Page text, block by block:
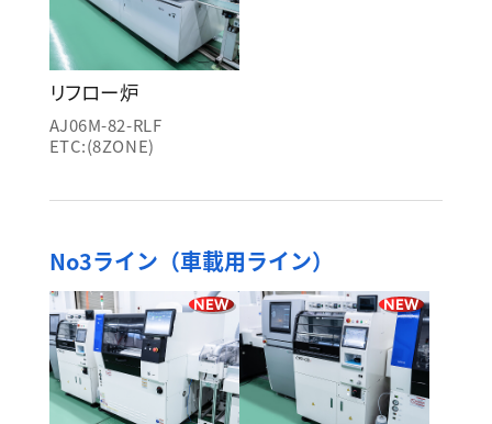
リフロー炉
AJ06M-82-RLF
ETC:(8ZONE)
No3ライン（車載用ライン）
NEW NEW